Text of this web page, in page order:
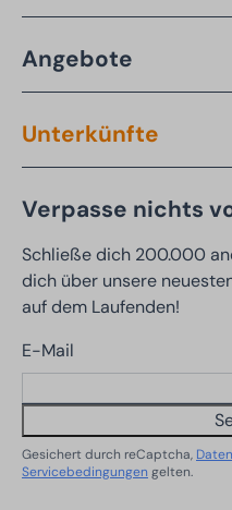
Angebote
Unterkünfte
Verpasse nichts
Schließe dich 200.000
dich über unsere
auf dem Laufenden!
E-Mail
Gesichert durch reCaptcha,
Servicebedingungen gelten.